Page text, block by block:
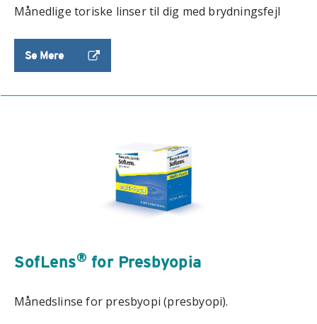
Månedlige toriske linser til dig med brydningsfejl
Se Mere
SofLens® for Presbyopia
Månedslinse for presbyopi (presbyopi).